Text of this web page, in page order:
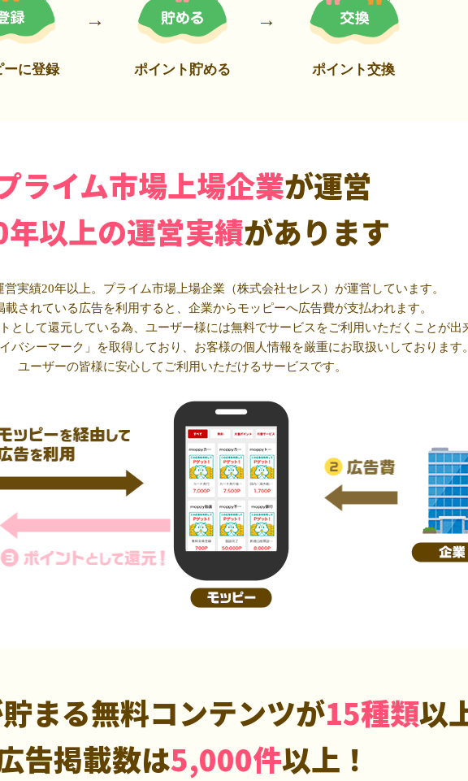
ーに登録 ポイント貯める ポイント交換
ライム市場上場企業が運営
以上の運営実績があります
実績20年以上。プライム市場上場企業（株式会社セレス）が運営しています。
載されている広告を利用すると、企業からモッピーへ広告費が支払われます。
として還元している為、ユーザー様には無料でサービスをご利用いただくことが出
バシーマーク」を取得しており、お客様の個人情報を厳重にお取扱いしております。
ユーザーの皆様に安心してご利用いただけるサービスです。
まる無料コンテンツが15種類以
告掲載数は5,000件以上！